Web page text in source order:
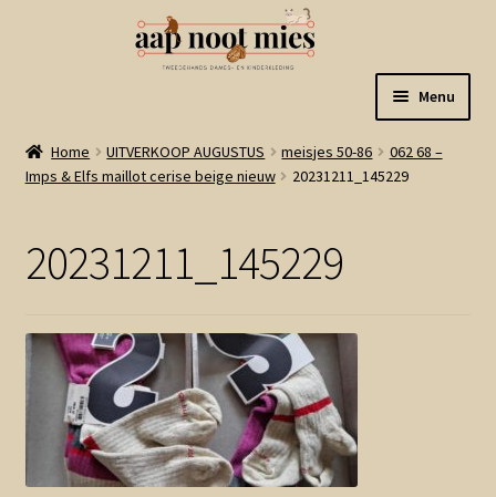
naar
navigatie
de
inhoud
Menu
Welkom
Winkel
Winkelmand
Linkjes
Home UITVERKOOP AUGUSTUS meisjes 50-86
062 68 –
Imps & Elfs maillot cerise beige nieuw
20231211_145229
20231211_145229